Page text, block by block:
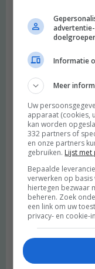
Informatie
Meer
Uw
apparaat (cookies,
kan worden
332 partners of
en onze partners
gebruiken. Lijst met
Bepaalde
verwerken op
hiertegen bezwaar
beheren. Zoek
een link om uw
privacy- en cookie-